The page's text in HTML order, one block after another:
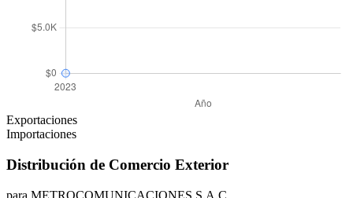
Exportaciones
Importaciones
Distribución de Comercio Exterior
para METROCOMUNICACIONES S.A.C